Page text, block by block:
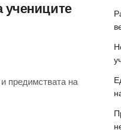
учениците
предимствата на